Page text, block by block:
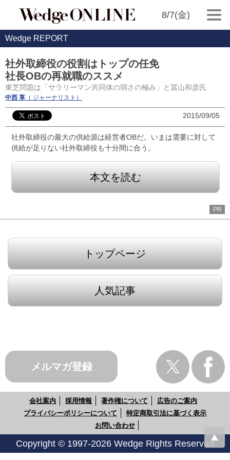
8/7(金)
Wedge REPORT
社外取締役の役割はトップの任免
社長OBの再就職のススメ
東芝問題は「サラリーマン共同体の弱さの極み」と冨山和彦氏
中西 享 （ ジャーナリスト）
2015/09/05
社外取締役の最大の供給源は経営者OBだ。いまは需要に対して
供給が足りない社外取締役も十分間に合う。
本文を読む
PR
トップページ
人気記事
メルマガ登録
会社案内 採用情報 著作権について
広告のご案内
プライバシーポリシーについて
特定商取引法に基づく表示
お問い合わせ
Copyright © 1997-2026 Wedge Rights Reserved